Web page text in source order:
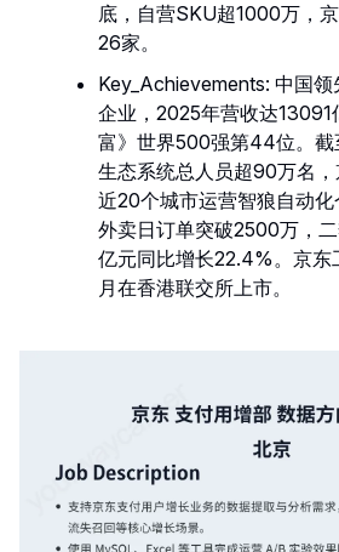
底，自营SKU超1000万，
26家。
Key_Achievements: 中国
企业，2025年营收达13091
富》世界500强第44位。截
生态系统总人员超90万名
近20个城市运营智狼自动
外卖日订单突破2500万，
亿元同比增长22.4%。京东
月在香港联交所上市。